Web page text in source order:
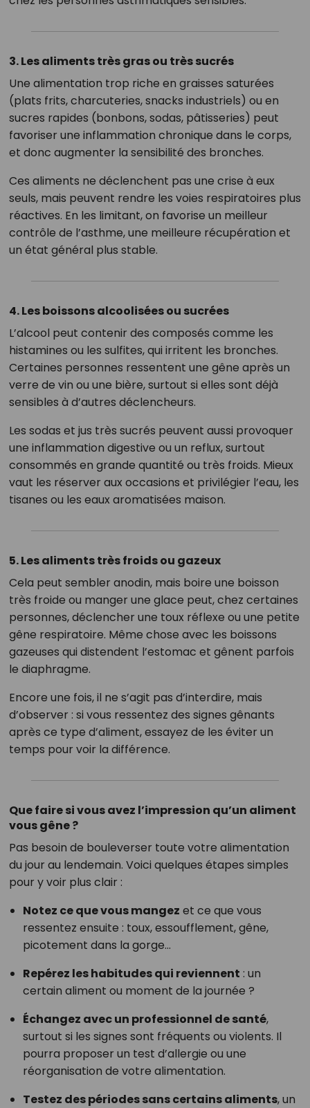
3. Les aliments très gras ou très sucrés
Une alimentation trop riche en graisses saturées
(plats frits, charcuteries, snacks industriels) ou en
sucres rapides (bonbons, sodas, pâtisseries) peut
favoriser une inflammation chronique dans le corps,
et donc augmenter la sensibilité des bronches.
Ces aliments ne déclenchent pas une crise à eux
seuls, mais peuvent rendre les voies respiratoires plus
réactives. En les limitant, on favorise un meilleur
contrôle de l’asthme, une meilleure récupération et
un état général plus stable.
4. Les boissons alcoolisées ou sucrées
L’alcool peut contenir des composés comme les
histamines ou les sulfites, qui irritent les bronches.
Certaines personnes ressentent une gêne après un
verre de vin ou une bière, surtout si elles sont déjà
sensibles à d’autres déclencheurs.
Les sodas et jus très sucrés peuvent aussi provoquer
une inflammation digestive ou un reflux, surtout
consommés en grande quantité ou très froids. Mieux
vaut les réserver aux occasions et privilégier l’eau, les
tisanes ou les eaux aromatisées maison.
5. Les aliments très froids ou gazeux
Cela peut sembler anodin, mais boire une boisson
très froide ou manger une glace peut, chez certaines
personnes, déclencher une toux réflexe ou une petite
gêne respiratoire. Même chose avec les boissons
gazeuses qui distendent l’estomac et gênent parfois
le diaphragme.
Encore une fois, il ne s’agit pas d’interdire, mais
d’observer : si vous ressentez des signes gênants
après ce type d’aliment, essayez de les éviter un
temps pour voir la différence.
Que faire si vous avez l’impression qu’un aliment
vous gêne ?
Pas besoin de bouleverser toute votre alimentation
du jour au lendemain. Voici quelques étapes simples
pour y voir plus clair :
Notez ce que vous mangez et ce que vous
ressentez ensuite : toux, essoufflement, gêne,
picotement dans la gorge…
Repérez les habitudes qui reviennent : un
certain aliment ou moment de la journée ?
Échangez avec un professionnel de santé,
surtout si les signes sont fréquents ou violents. Il
pourra proposer un test d’allergie ou une
réorganisation de votre alimentation.
Testez des périodes sans certains aliments, un